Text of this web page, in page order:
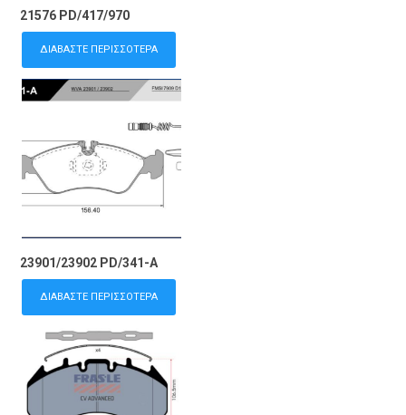
21576 PD/417/970
ΔΙΑΒΆΣΤΕ ΠΕΡΙΣΣΌΤΕΡΑ
23901/23902 PD/341-A
ΔΙΑΒΆΣΤΕ ΠΕΡΙΣΣΌΤΕΡΑ